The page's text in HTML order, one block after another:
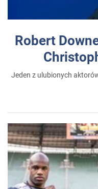
Robert
Jeden z ulubionych